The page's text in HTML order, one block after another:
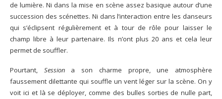
de lumière. Ni dans la mise en scène assez basique autour d’une
succession des scénettes. Ni dans l’interaction entre les danseurs
qui s’éclipsent régulièrement et à tour de rôle pour laisser le
champ libre à leur partenaire. Ils n’ont plus 20 ans et cela leur
permet de souffler.
Pourtant, Session a son charme propre, une atmosphère
faussement dilettante qui souffle un vent léger sur la scène. On y
voit ici et là se déployer, comme des bulles sorties de nulle part,